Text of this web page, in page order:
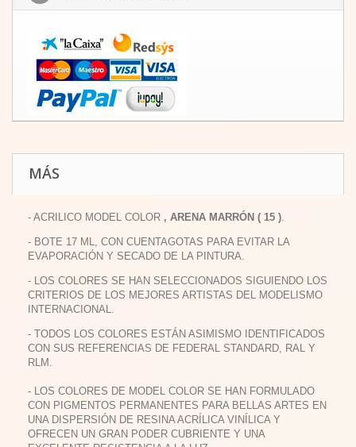
MÁS
- ACRILICO MODEL COLOR , ARENA MARRÓN ( 15 ).
- BOTE 17 ML, CON CUENTAGOTAS PARA EVITAR LA
EVAPORACIÓN Y SECADO DE LA PINTURA.
- LOS COLORES SE HAN SELECCIONADOS SIGUIENDO LOS
CRITERIOS DE LOS MEJORES ARTISTAS DEL MODELISMO
INTERNACIONAL.
- TODOS LOS COLORES ESTÁN ASIMISMO IDENTIFICADOS
CON SUS REFERENCIAS DE FEDERAL STANDARD, RAL Y
RLM.
- LOS COLORES DE MODEL COLOR SE HAN FORMULADO
CON PIGMENTOS PERMANENTES PARA BELLAS ARTES EN
UNA DISPERSIÓN DE RESINA ACRÍLICA VINÍLICA Y
OFRECEN UN GRAN PODER CUBRIENTE Y UNA